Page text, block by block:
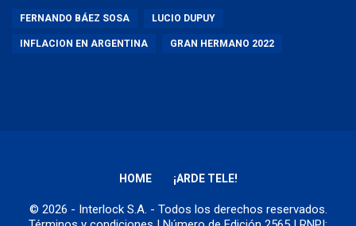
FERNANDO BÁEZ SOSA LUCIO DUPUY
INFLACION EN ARGENTINA GRAN HERMANO 2022
HOME ¡ARDE TELE!
© 2026 - Interlock S.A. - Todos los derechos reservados.